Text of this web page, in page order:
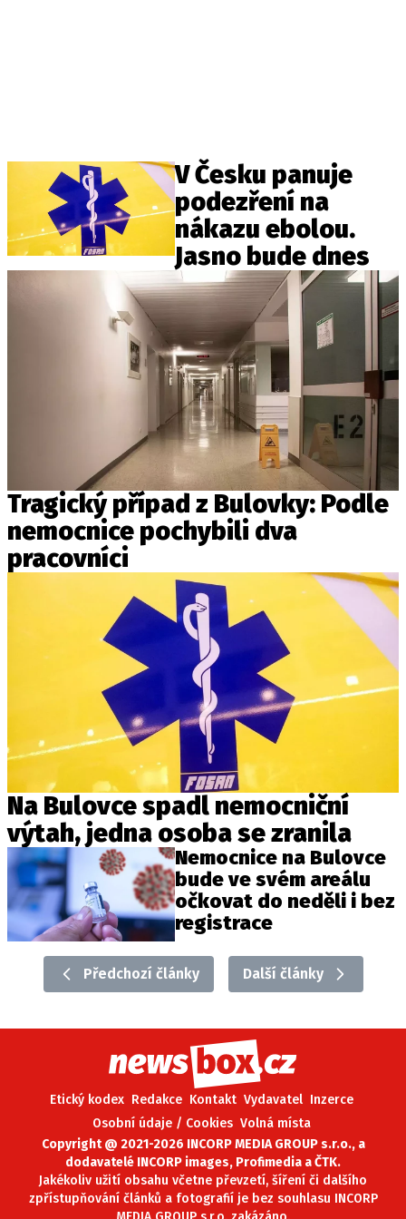
V Česku panuje
podezření na
nákazu ebolou.
Jasno bude dnes
Tragický případ z Bulovky: Podle
nemocnice pochybili dva
pracovníci
Na Bulovce spadl nemocniční
výtah, jedna osoba se zranila
Nemocnice na Bulovce
bude ve svém areálu
očkovat do neděli i bez
registrace
Předchozí články Další články
Etický kodex Redakce Kontakt Vydavatel Inzerce
Osobní údaje / Cookies Volná místa
Copyright @ 2021-2026 INCORP MEDIA GROUP s.r.o., a
dodavatelé INCORP images, Profimedia a ČTK.
Jakékoliv užití obsahu včetne převzetí, šíření či dalšího
zpřístupňování článků a fotografií je bez souhlasu INCORP